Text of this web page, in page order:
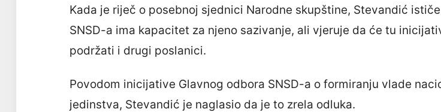
Kada je riječ o posebnoj sjednici Narodne skupštine, Stevandić
SNSD-a ima kapacitet za njeno sazivanje, ali vjeruje da će tu
podržati i drugi poslanici.
Povodom inicijative Glavnog odbora SNSD-a o formiranju vlade
jedinstva, Stevandić je naglasio da je to zrela odluka.